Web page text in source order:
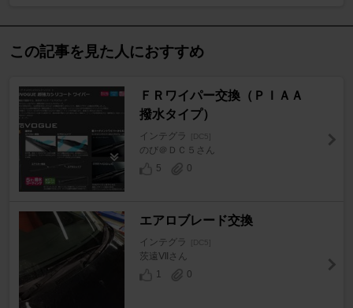
この記事を見た人におすすめ
ＦＲワイパー交換（ＰＩＡＡ
撥水タイプ）
インテグラ [DC5]
のび＠ＤＣ５さん
5
0
エアロブレード交換
インテグラ [DC5]
茨遠Ⅶさん
1
0